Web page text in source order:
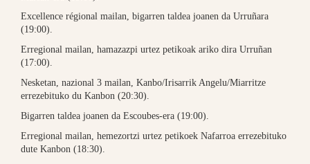
Excellence régional mailan, bigarren taldea joanen da Urruñara
(19:00).
Erregional mailan, hamazazpi urtez petikoak ariko dira Urruñan
(17:00).
Nesketan, nazional 3 mailan, Kanbo/Irisarrik Angelu/Miarritze
errezebituko du Kanbon (20:30).
Bigarren taldea joanen da Escoubes-era (19:00).
Erregional mailan, hemezortzi urtez petikoek Nafarroa errezebituko
dute Kanbon (18:30).